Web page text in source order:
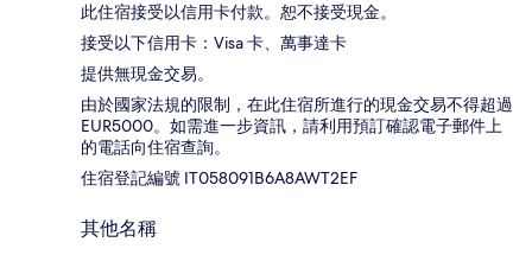
此住宿接受以信用卡付款。恕不接受現金。
接受以下信用卡：Visa 卡、萬事達卡
提供無現金交易。
由於國家法規的限制，在此住宿所進行的現金交易不得超過
EUR5000。如需進一步資訊，請利用預訂確認電子郵件上
的電話向住宿查詢。
住宿登記編號 IT058091B6A8AWT2EF
其他名稱